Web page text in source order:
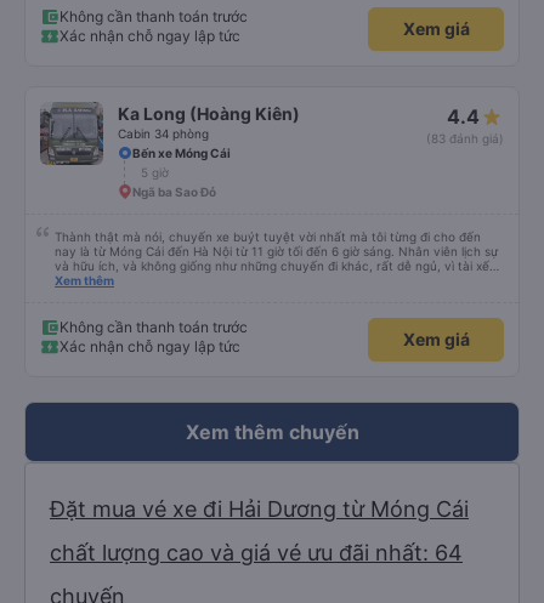
Không cần thanh toán trước
Xác nhận chỗ ngay lập tức
Xem giá
Ka Long (Hoàng Kiên)
Cabin 34 phòng
4.4
(83 đánh giá)
Bến xe Móng Cái
5 giờ
Ngã ba Sao Đỏ
Thành thật mà nói, chuyến xe buýt tuyệt vời nhất mà tôi từng đi cho đến
nay là từ Móng Cái đến Hà Nội từ 11 giờ tối đến 6 giờ sáng. Nhân viên lịch sự
và hữu ích, và không giống như những chuyến đi khác, rất dễ ngủ, vì tài xế
không liên tục bóp còi. Tôi thức dậy lúc 4:30 sáng để kịp đi vệ sinh, và các
giày và ba lô của mình. Cổng USB hoạt động và với gói cước 8 gb/ngày của
Viettel, tôi có rất nhiều thứ để giải trí. Nước được cung cấp và điểm trừ thực
sự duy nhất là một bà cô ồn ào đang nói chuyện điện thoại. (không có nhiều
Xem thêm
Không cần thanh toán trước
Xác nhận chỗ ngay lập tức
Xem giá
Xem thêm chuyến
Đặt mua vé xe đi Hải Dương từ Móng Cái
chất lượng cao và giá vé ưu đãi nhất: 64
chuyến